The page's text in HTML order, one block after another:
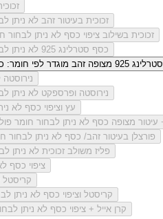
זכוכית בעיטור זהב לא ניתן
זכוכית בשילוב ציפוי כסף לא ניתן לבחור
כסף סטרלינג 925
לא ניתן
925 מצופה זהב
מוגדר לפי חומר: כסף
נירוסטה
נירוסטה ופרספקט לא ניתן
עץ וציפוי כסף לא
עיטור מצופה כסף לא ניתן לבחור חומר
פורצלן בעיטור זהב/ כסף לא ניתן לבחור
פליז משולב זכוכית לא ניתן
ציפוי כסף
קריסטל
קריסטל וציפוי כסף לא ניתן
קרן אייל + ציפוי כסף לא ניתן